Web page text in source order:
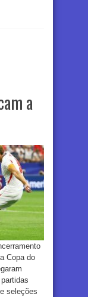
a
Copa do
seleções